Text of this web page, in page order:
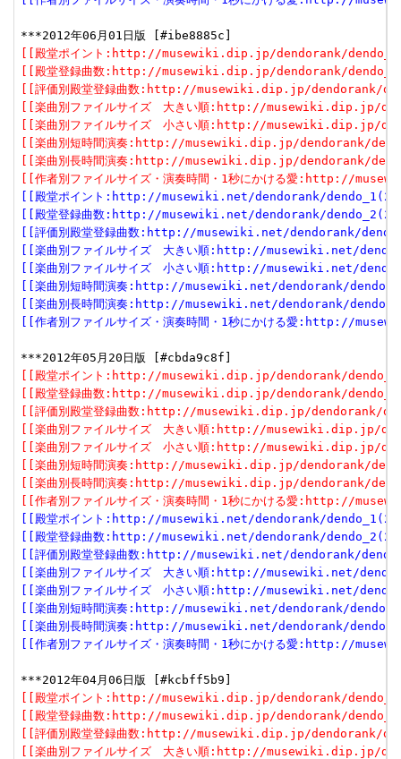
[[殿堂ポイント:http://musewiki.dip.jp/dendorank/
[[殿堂登録曲数:http://musewiki.dip.jp/dendorank/
[[評価別殿堂登録曲数:http://musewiki.dip.jp/dendorank/
[[楽曲別ファイルサイズ　大きい順:http://musewiki.dip.jp/
[[楽曲別ファイルサイズ　小さい順:http://musewiki.dip.jp/
[[楽曲別短時間演奏:http://musewiki.dip.jp/dendorank/
[[楽曲別長時間演奏:http://musewiki.dip.jp/dendorank/
[[作者別ファイルサイズ・演奏時間・1秒にかける愛:http://
[[殿堂ポイント:http://musewiki.net/dendorank/
[[殿堂登録曲数:http://musewiki.net/dendorank/
[[評価別殿堂登録曲数:http://musewiki.net/dendorank/
[[楽曲別ファイルサイズ　大きい順:http://musewiki.net/
[[楽曲別ファイルサイズ　小さい順:http://musewiki.net/
[[楽曲別短時間演奏:http://musewiki.net/dendorank/
[[楽曲別長時間演奏:http://musewiki.net/dendorank/
[[作者別ファイルサイズ・演奏時間・1秒にかける愛:http://
[[殿堂ポイント:http://musewiki.dip.jp/dendorank/
[[殿堂登録曲数:http://musewiki.dip.jp/dendorank/
[[評価別殿堂登録曲数:http://musewiki.dip.jp/dendorank/
[[楽曲別ファイルサイズ　大きい順:http://musewiki.dip.jp/
[[楽曲別ファイルサイズ　小さい順:http://musewiki.dip.jp/
[[楽曲別短時間演奏:http://musewiki.dip.jp/dendorank/
[[楽曲別長時間演奏:http://musewiki.dip.jp/dendorank/
[[作者別ファイルサイズ・演奏時間・1秒にかける愛:http://
[[殿堂ポイント:http://musewiki.net/dendorank/
[[殿堂登録曲数:http://musewiki.net/dendorank/
[[評価別殿堂登録曲数:http://musewiki.net/dendorank/
[[楽曲別ファイルサイズ　大きい順:http://musewiki.net/
[[楽曲別ファイルサイズ　小さい順:http://musewiki.net/
[[楽曲別短時間演奏:http://musewiki.net/dendorank/
[[楽曲別長時間演奏:http://musewiki.net/dendorank/
[[作者別ファイルサイズ・演奏時間・1秒にかける愛:http://
[[殿堂ポイント:http://musewiki.dip.jp/dendorank/
[[殿堂登録曲数:http://musewiki.dip.jp/dendorank/
[[評価別殿堂登録曲数:http://musewiki.dip.jp/dendorank/
[[楽曲別ファイルサイズ　大きい順:http://musewiki.dip.jp/